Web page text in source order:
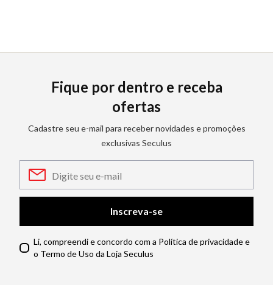
Fique por dentro e receba
ofertas
Cadastre seu e-mail para receber novidades e promoções
exclusivas Seculus
Inscreva-se
Li, compreendi e concordo com a Política de privacidade e
o Termo de Uso da Loja Seculus